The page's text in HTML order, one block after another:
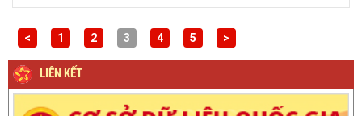
< 1 2 3 4 5 >
LIÊN KẾT